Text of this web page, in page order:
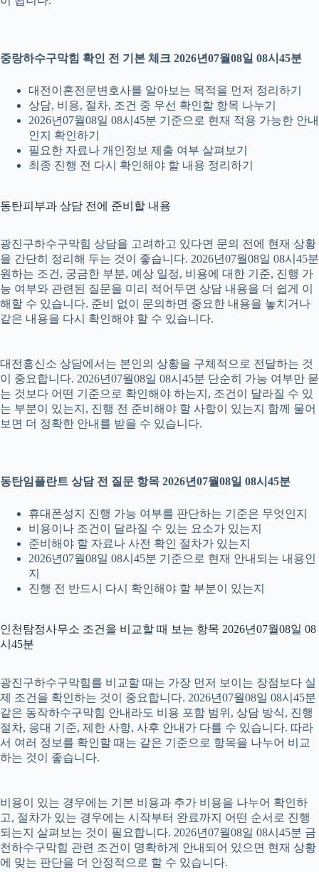
중랑하수구막힘 확인 전 기본 체크 2026년07월08일 08시45분
대전이혼전문변호사를 알아보는 목적을 먼저 정리하기
상담, 비용, 절차, 조건 중 우선 확인할 항목 나누기
2026년07월08일 08시45분 기준으로 현재 적용 가능한 안내
인지 확인하기
필요한 자료나 개인정보 제출 여부 살펴보기
최종 진행 전 다시 확인해야 할 내용 정리하기
동탄피부과 상담 전에 준비할 내용
광진구하수구막힘 상담을 고려하고 있다면 문의 전에 현재 상황
을 간단히 정리해 두는 것이 좋습니다. 2026년07월08일 08시45분
원하는 조건, 궁금한 부분, 예상 일정, 비용에 대한 기준, 진행 가
능 여부와 관련된 질문을 미리 적어두면 상담 내용을 더 쉽게 이
해할 수 있습니다. 준비 없이 문의하면 중요한 내용을 놓치거나
같은 내용을 다시 확인해야 할 수 있습니다.
대전흥신소 상담에서는 본인의 상황을 구체적으로 전달하는 것
이 중요합니다. 2026년07월08일 08시45분 단순히 가능 여부만 묻
는 것보다 어떤 기준으로 확인해야 하는지, 조건이 달라질 수 있
는 부분이 있는지, 진행 전 준비해야 할 사항이 있는지 함께 물어
보면 더 정확한 안내를 받을 수 있습니다.
동탄임플란트 상담 전 질문 항목 2026년07월08일 08시45분
휴대폰성지 진행 가능 여부를 판단하는 기준은 무엇인지
비용이나 조건이 달라질 수 있는 요소가 있는지
준비해야 할 자료나 사전 확인 절차가 있는지
2026년07월08일 08시45분 기준으로 현재 안내되는 내용인
지
진행 전 반드시 다시 확인해야 할 부분이 있는지
인천탐정사무소 조건을 비교할 때 보는 항목 2026년07월08일 08
시45분
광진구하수구막힘를 비교할 때는 가장 먼저 보이는 장점보다 실
제 조건을 확인하는 것이 중요합니다. 2026년07월08일 08시45분
같은 동작하수구막힘 안내라도 비용 포함 범위, 상담 방식, 진행
절차, 응대 기준, 제한 사항, 사후 안내가 다를 수 있습니다. 따라
서 여러 정보를 확인할 때는 같은 기준으로 항목을 나누어 비교
하는 것이 좋습니다.
비용이 있는 경우에는 기본 비용과 추가 비용을 나누어 확인하
고, 절차가 있는 경우에는 시작부터 완료까지 어떤 순서로 진행
되는지 살펴보는 것이 필요합니다. 2026년07월08일 08시45분 금
천하수구막힘 관련 조건이 명확하게 안내되어 있으면 현재 상황
에 맞는 판단을 더 안정적으로 할 수 있습니다.